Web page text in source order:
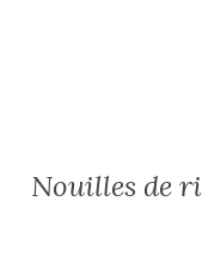
Nouilles de